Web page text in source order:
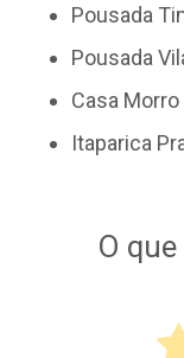
Pousada
Pousada
Casa
Itaparica
O